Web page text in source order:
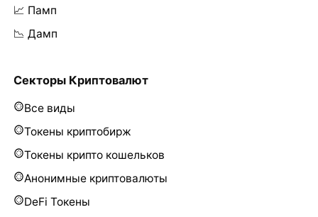
📈 Памп
📉 Дамп
Секторы Криптовалют
Все виды
Токены криптобирж
Токены крипто кошельков
Анонимные криптовалюты
DeFi Токены